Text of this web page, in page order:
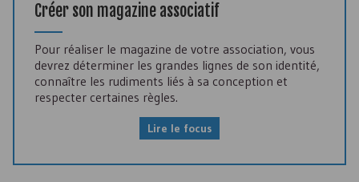
Créer son magazine associatif
Pour réaliser le magazine de votre association, vous
devrez déterminer les grandes lignes de son identité,
connaître les rudiments liés à sa conception et
respecter certaines règles.
Lire le focus